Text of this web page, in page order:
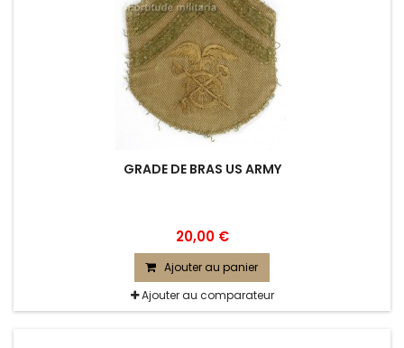
GRADE DE BRAS US ARMY
20,00 €
Ajouter au panier
Ajouter au comparateur